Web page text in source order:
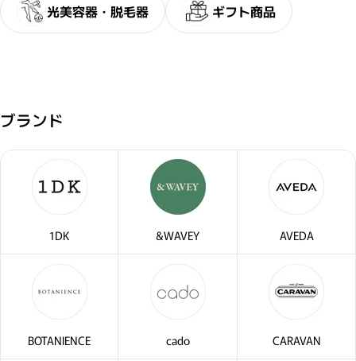
サブリミック正規販売店・2〜3問の簡単な問診にお答え
ださい。
光美容器・脱毛器 ギフト商品
ブランド
1DK &WAVEY AVEDA
BOTANIENCE cado CARAVAN